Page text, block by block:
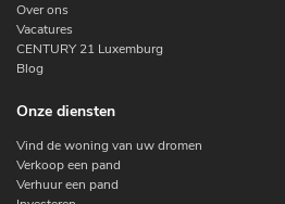
Over ons
Vacatures
CENTURY 21 Luxemburg
Blog
Onze diensten
Vind de woning van uw dromen
Verkoop een pand
Verhuur een pand